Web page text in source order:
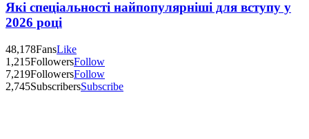
Які спеціальності найпопулярніші для вступу у
2026 році
48,178FansLike
1,215FollowersFollow
7,219FollowersFollow
2,745SubscribersSubscribe